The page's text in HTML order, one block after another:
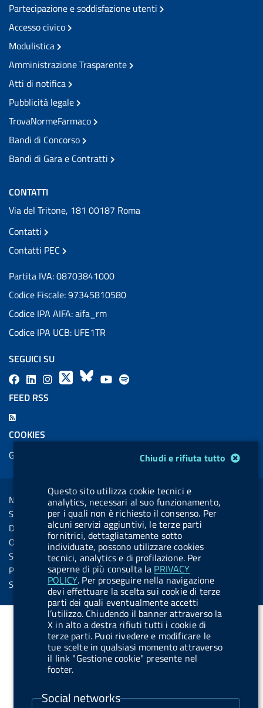
Chiudi e rifiuta tutto
Questo sito utilizza cookie tecnici e
analytics, necessari al suo funzionamento,
per i quali non è richiesto il consenso. Per
alcuni servizi aggiuntivi, le terze parti
fornitrici, dettagliatamente sotto
individuate, possono utilizzare cookies
tecnici, analytics e di profilazione. Per
saperne di più consulta la PRIVACY
POLICY. Per proseguire nella navigazione
devi effettuare la scelta sui cookie di terze
parti dei quali eventualmente accetti
l’utilizzo. Chiudendo il banner attraverso la
X in alto a destra rifiuti tutti i cookie di
terze parti. Puoi rivedere e modificare le
tue scelte in qualsiasi momento attraverso
il link "Gestione cookie" presente nel
footer.
Social networks
Partecipazione e soddisfazione utenti
Accesso civico
Modulistica
Amministrazione Trasparente
Atti di notifica
Pubblicità legale
TrovaNormeFarmaco
Bandi di Concorso
Bandi di Gara e Contratti
CONTATTI
Via del Tritone, 181 00187 Roma
Contatti
Contatti PEC
Partita IVA: 08703841000
Codice Fiscale: 97345810580
Codice IPA AIFA: aifa_rm
Codice IPA UCB: UFE1TR
SEGUICI SU
F
a
b
L
i
e
l
u
t
t
o
n
.
i
n
s
t
a
g
r
a
X
B
s
Y
u
l
l
u
t
t
o
n
.
s
p
o
t
i
f
FEED RSS
e
COOKIES
Gestione cookie
Sezione Link Utili
Note legali
Social Media Policy
Dichiarazione di accessibilità
Obiettivi di accessibilità
Statistiche sito
Privacy
Servizi Online